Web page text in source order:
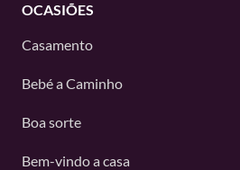
OCASIÕES
Casamento
Bebé a Caminho
Boa sorte
Bem-vindo a casa